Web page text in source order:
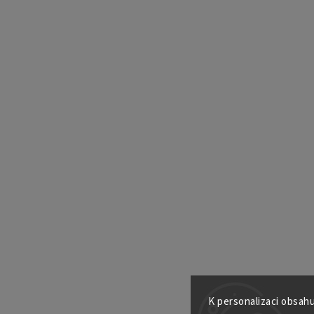
K personalizaci